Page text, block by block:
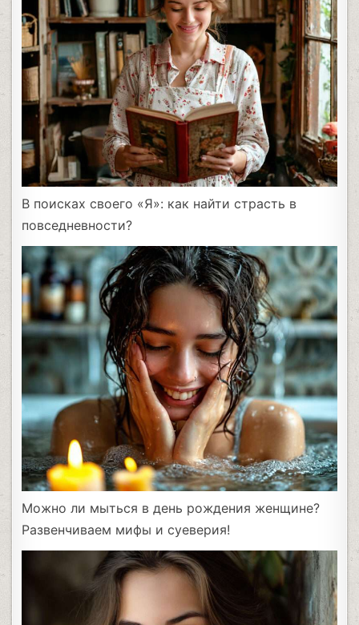
В поисках своего «Я»: как найти страсть в
повседневности?
Можно ли мыться в день рождения женщине?
Развенчиваем мифы и суеверия!